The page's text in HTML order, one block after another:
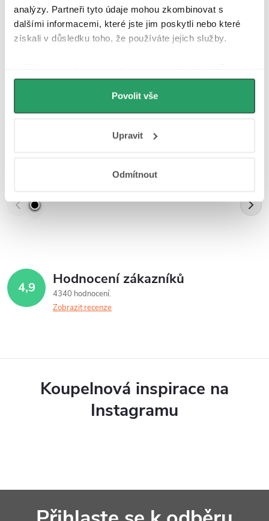
analýzy. Partneři tyto údaje mohou zkombinovat s
dalšími informacemi, které jste jim poskytli nebo které
získali v důsledku toho, že používáte jejich služby.
můžeme používat cookies pro analytiku a
personalizovanou reklamu. Jak Google zpracovává
osobní údaje najdete na stránkách
Povolit vše
Upravit
Odmítnout
Parametry produktu
Značka
Další inspirace
4,9 Hodnocení zákazníků
4340 hodnocení
Zobrazit recenze
Koupelnová inspirace na
Instagramu